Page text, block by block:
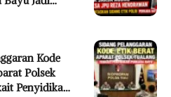
Kode
Polsek
Penyidikan